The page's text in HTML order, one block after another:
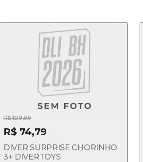
R$ 109,99
R$ 74,79
DIVER SURPRISE CHORINHO
3+ DIVERTOYS